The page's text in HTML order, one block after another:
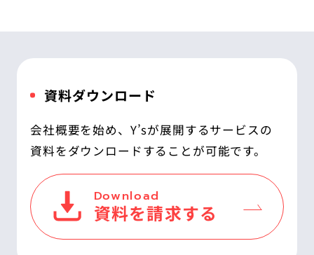
資料ダウンロード
会社概要を始め、Y’sが展開するサービスの
資料をダウンロードすることが可能です。
Download
資料を請求する